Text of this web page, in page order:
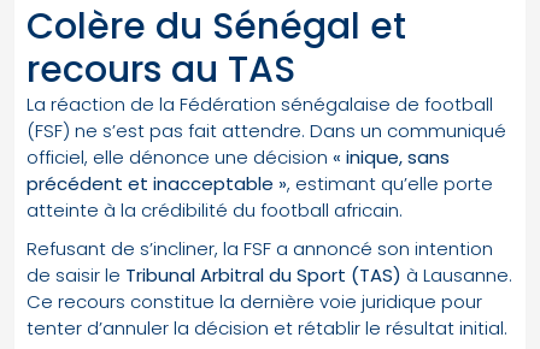
Colère du Sénégal et
recours au TAS
La réaction de la Fédération sénégalaise de football
(FSF) ne s’est pas fait attendre. Dans un communiqué
officiel, elle dénonce une décision « inique, sans
précédent et inacceptable », estimant qu’elle porte
atteinte à la crédibilité du football africain.
Refusant de s’incliner, la FSF a annoncé son intention
de saisir le Tribunal Arbitral du Sport (TAS) à Lausanne.
Ce recours constitue la dernière voie juridique pour
tenter d’annuler la décision et rétablir le résultat initial.